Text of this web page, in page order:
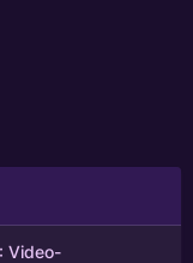
Video-